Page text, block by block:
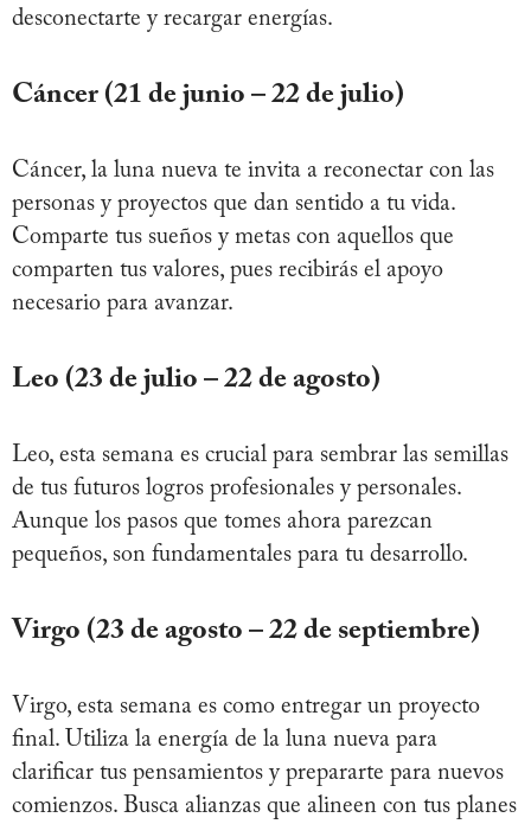
desconectarte y recargar energías.
Cáncer (21 de junio – 22 de julio)
Cáncer, la luna nueva te invita a reconectar con las
personas y proyectos que dan sentido a tu vida.
Comparte tus sueños y metas con aquellos que
comparten tus valores, pues recibirás el apoyo
necesario para avanzar.
Leo (23 de julio – 22 de agosto)
Leo, esta semana es crucial para sembrar las semillas
de tus futuros logros profesionales y personales.
Aunque los pasos que tomes ahora parezcan
pequeños, son fundamentales para tu desarrollo.
Virgo (23 de agosto – 22 de septiembre)
Virgo, esta semana es como entregar un proyecto
final. Utiliza la energía de la luna nueva para
clarificar tus pensamientos y prepararte para nuevos
comienzos. Busca alianzas que alineen con tus planes